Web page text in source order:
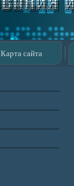
Карта сайта